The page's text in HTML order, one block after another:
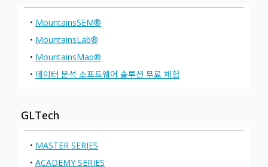
• MountainsSEM®
• MountainsLab®
• MountainsMap®
• 데이터 분석 소프트웨어 솔루션 무료 체험
GLTech
• MASTER SERIES
• ACADEMY SERIES